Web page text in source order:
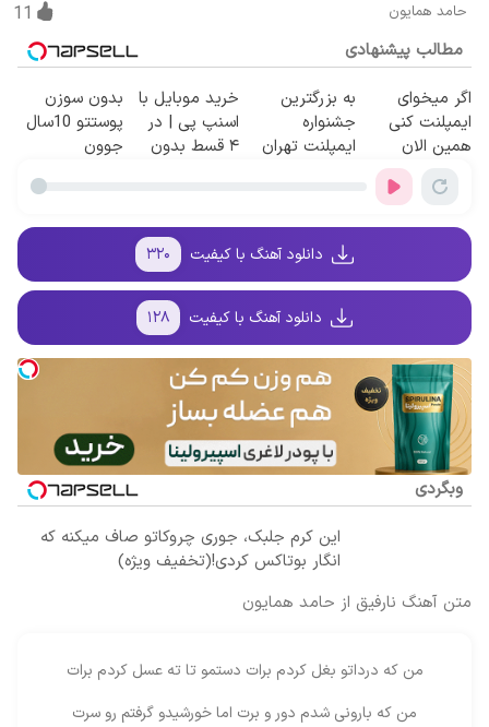
حامد همایون 11
مطالب پیشنهادی
اگر میخوای
ایمپلنت کنی
همین الان
وقتشه | فقط با
۲۵ میلیون
به بزرگترین
جشنواره
ایمپلنت تهران
خرید موبایل با
اسنپ پی | در
۴ قسط بدون
بدون سوزن
پوستتو 10سال
جوون
دانلود آهنگ با کیفیت ۳۲۰
دانلود آهنگ با کیفیت ۱۲۸
وبگردی
این کرم جلبک، جوری چروکاتو صاف میکنه که
انگار بوتاکس کردی!(تخفیف ویژه)
متن آهنگ نارفیق از حامد همایون
من که درداتو بغل کردم برات دستمو تا ته عسل کردم برات
من که بارونی شدم دور و برت اما خورشیدو گرفتم رو سرت